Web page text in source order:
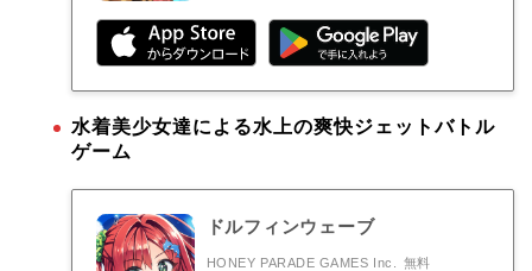
水着美少女達による水上の爽快ジェットバトル
ゲーム
ドルフィンウェーブ
HONEY PARADE GAMES Inc. 無料